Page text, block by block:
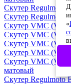
Скутер Regulmoto
Скутер Regulmoto
Скутер VMC
Скутер VMC
Скутер VMC
Скутер VMC
Скутер VMC
матовый
Скутер Regulmoto
«